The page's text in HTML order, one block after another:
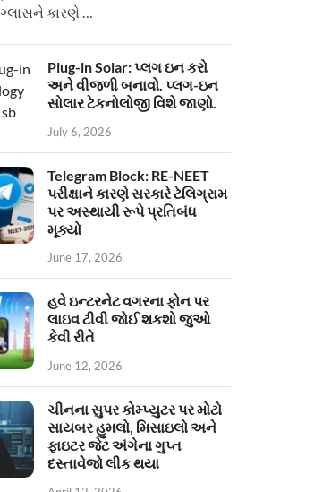
કારણે …
Plug-in Solar: પ્લગ ઇન કરો
અને વીજળી બનાવો. પ્લગ-ઇન
સોલાર ટેકનોલોજી વિશે જાણો.
July 6, 2026
Telegram Block: RE-NEET
પરીક્ષાને કારણે સરકારે ટેલિગ્રામ
પર અસ્થાયી રૂપે પ્રતિબંધ
મૂક્યો
June 17, 2026
હવે ઇન્ટરનેટ વગરના ફોન પર
લાઇવ ટીવી જોઈ શકશો જુઓ
કેવી રીતે
June 12, 2026
ચીનના સુપર કોમ્પ્યુટર પર મોટો
સાયબર હુમલો, મિસાઇલો અને
ફાઇટર જેટ અંગેના ગુપ્ત
દસ્તાવેજો લીક થયા